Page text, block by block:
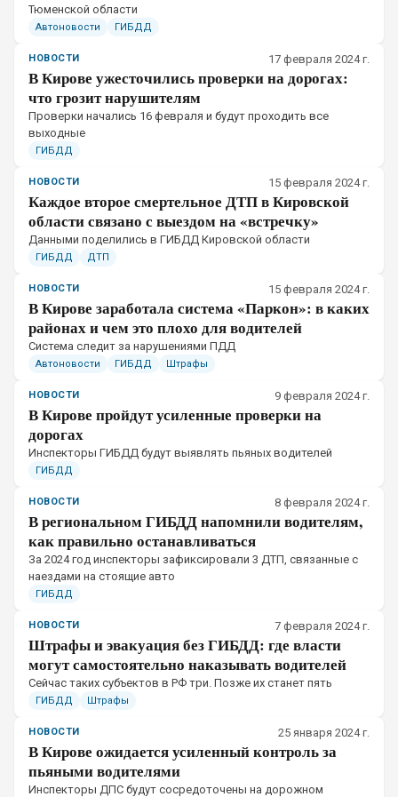
Тюменской области
Автоновости ГИБДД
НОВОСТИ 17 февраля 2024 г.
В Кирове ужесточились проверки на дорогах:
что грозит нарушителям
Проверки начались 16 февраля и будут проходить все
выходные
ГИБДД
НОВОСТИ 15 февраля 2024 г.
Каждое второе смертельное ДТП в Кировской
области связано с выездом на «встречку»
Данными поделились в ГИБДД Кировской области
ГИБДД ДТП
НОВОСТИ 15 февраля 2024 г.
В Кирове заработала система «Паркон»: в каких
районах и чем это плохо для водителей
Система следит за нарушениями ПДД
Автоновости ГИБДД Штрафы
НОВОСТИ 9 февраля 2024 г.
В Кирове пройдут усиленные проверки на
дорогах
Инспекторы ГИБДД будут выявлять пьяных водителей
ГИБДД
НОВОСТИ 8 февраля 2024 г.
В региональном ГИБДД напомнили водителям,
как правильно останавливаться
За 2024 год инспекторы зафиксировали 3 ДТП, связанные с
наездами на стоящие авто
ГИБДД
НОВОСТИ 7 февраля 2024 г.
Штрафы и эвакуация без ГИБДД: где власти
могут самостоятельно наказывать водителей
Сейчас таких субъектов в РФ три. Позже их станет пять
ГИБДД Штрафы
НОВОСТИ 25 января 2024 г.
В Кирове ожидается усиленный контроль за
пьяными водителями
Инспекторы ДПС будут сосредоточены на дорожном